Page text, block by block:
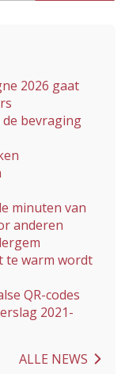
2026 gaat
bevraging
minuten van
anderen
te warm wordt
QR-codes
2021-
ALLE NEWS